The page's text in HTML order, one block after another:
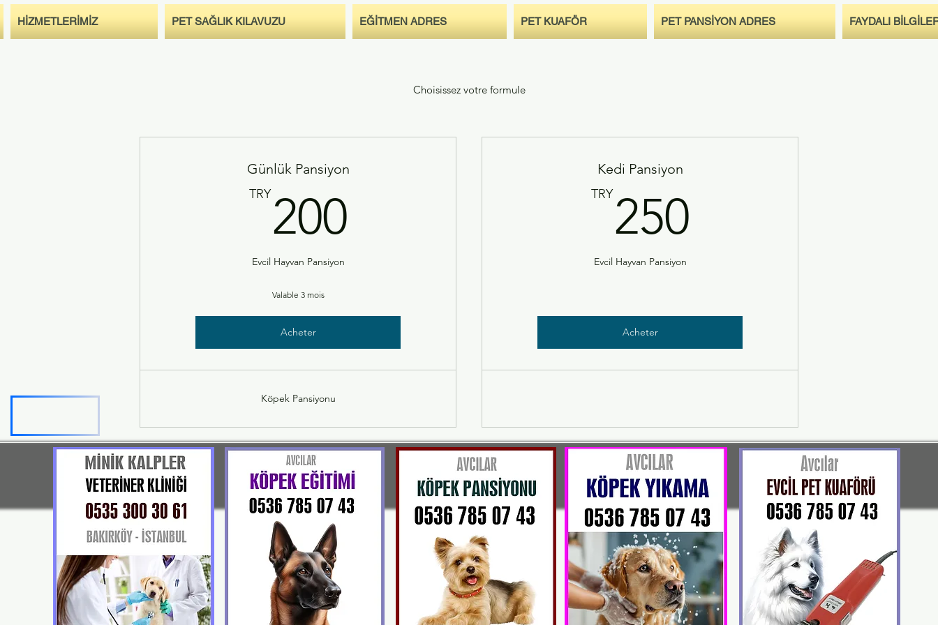
HİZMETLERİMİZ PET SAĞLIK KILAVUZU EĞİTMEN ADRES PET KUAFÖR PET PANSİYON ADRES FAYDALI
Choisissez votre formule
Günlük Pansiyon
TRY 200
Evcil Hayvan Pansiyon
Valable 3 mois
Acheter
Köpek Pansiyonu
Kedi Pansiyon
TRY 250
Evcil Hayvan Pansiyon
Acheter